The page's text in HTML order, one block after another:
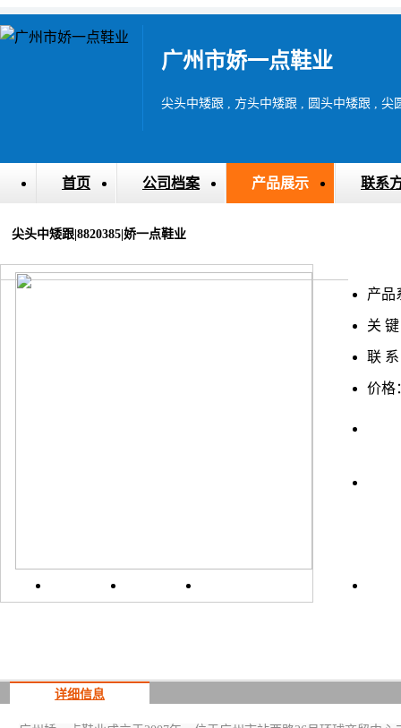
广州市娇一点鞋业
尖头中矮跟 , 方头中矮跟 , 圆头中矮跟 , 尖
首页 公司档案 产品展示 联系
尖头中矮跟|8820385|娇一点鞋业
产品
关
联
价格
详细信息